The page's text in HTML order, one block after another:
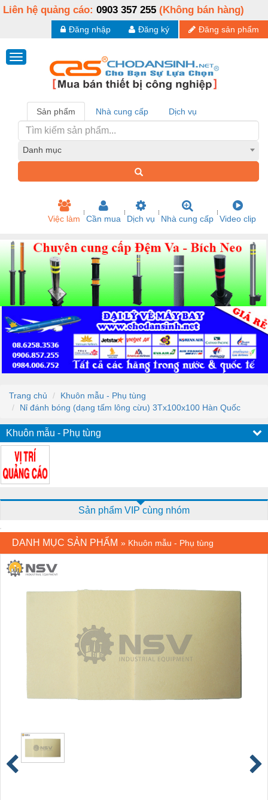
Liên hệ quảng cáo: 0903 357 255 (Không bán hàng)
Đăng sản phẩm
Đăng ký
Đăng nhập
Sản phẩm Nhà cung cấp Dịch vụ
Danh mục
Việc làm Cần mua Dịch vụ Nhà cung cấp Video clip
Trang chủ
Khuôn mẫu - Phụ tùng
Nỉ đánh bóng (dạng tấm lông cừu) 3Tx100x100 Hàn Quốc
Khuôn mẫu - Phụ tùng
Sản phẩm VIP cùng nhóm
DANH MỤC SẢN PHẨM » Khuôn mẫu - Phụ tùng